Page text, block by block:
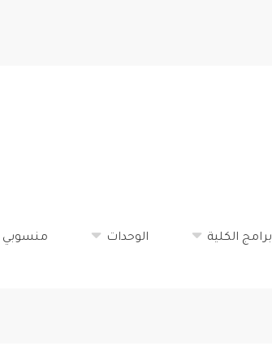
برامج الكلية الوحدات منسوبي